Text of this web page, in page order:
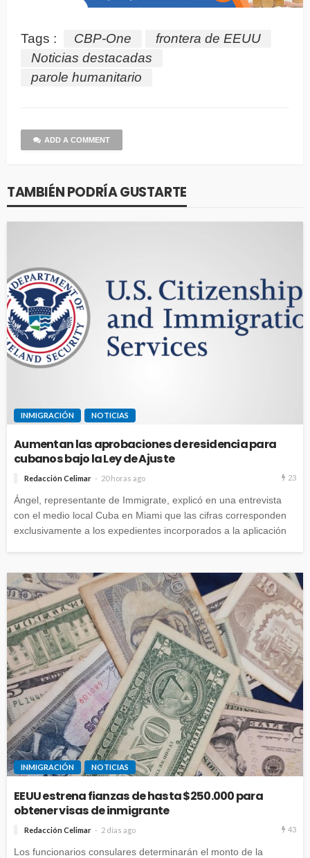
Tags : CBP-One
frontera de EEUU
Noticias destacadas
parole humanitario
ADD A COMMENT
TAMBIÉN PODRÍA GUSTARTE
INMIGRACIÓN NOTICIAS
Aumentan las aprobaciones de residencia para
cubanos bajo la Ley de Ajuste
Redacción Celimar 20 horas ago 23
Ángel, representante de Immigrate, explicó en una entrevista
con el medio local Cuba en Miami que las cifras corresponden
exclusivamente a los expedientes incorporados a la aplicación
INMIGRACIÓN NOTICIAS
EEUU estrena fianzas de hasta $250.000 para
obtener visas de inmigrante
Redacción Celimar 2 días ago 43
Los funcionarios consulares determinarán el monto de la